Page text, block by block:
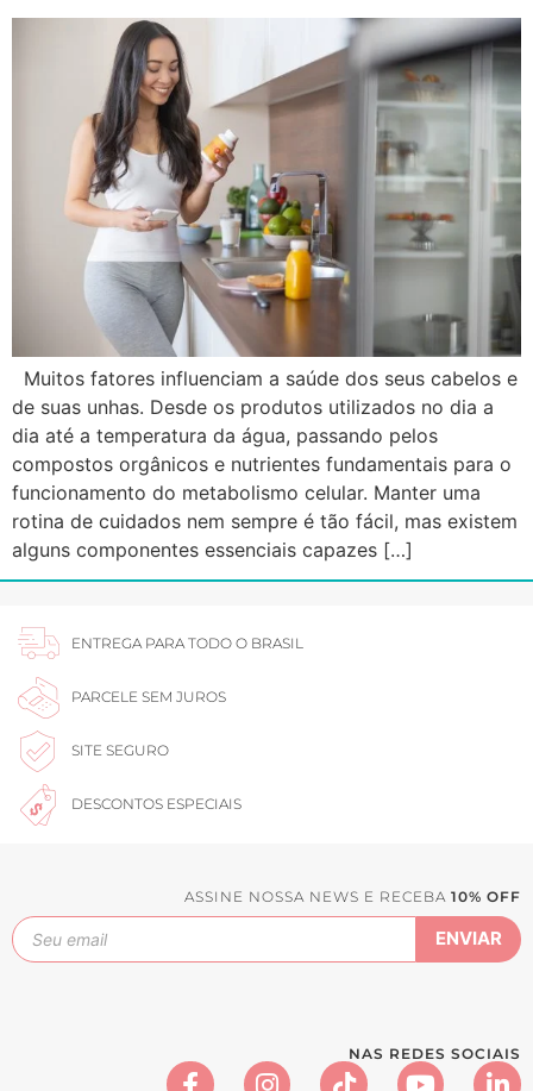
Muitos fatores influenciam a saúde dos seus cabelos e
de suas unhas. Desde os produtos utilizados no dia a
dia até a temperatura da água, passando pelos
compostos orgânicos e nutrientes fundamentais para o
funcionamento do metabolismo celular. Manter uma
rotina de cuidados nem sempre é tão fácil, mas existem
alguns componentes essenciais capazes […]
ENTREGA PARA TODO O BRASIL
PARCELE SEM JUROS
SITE SEGURO
DESCONTOS ESPECIAIS
ASSINE NOSSA NEWS E RECEBA 10% OFF
NAS REDES SOCIAIS